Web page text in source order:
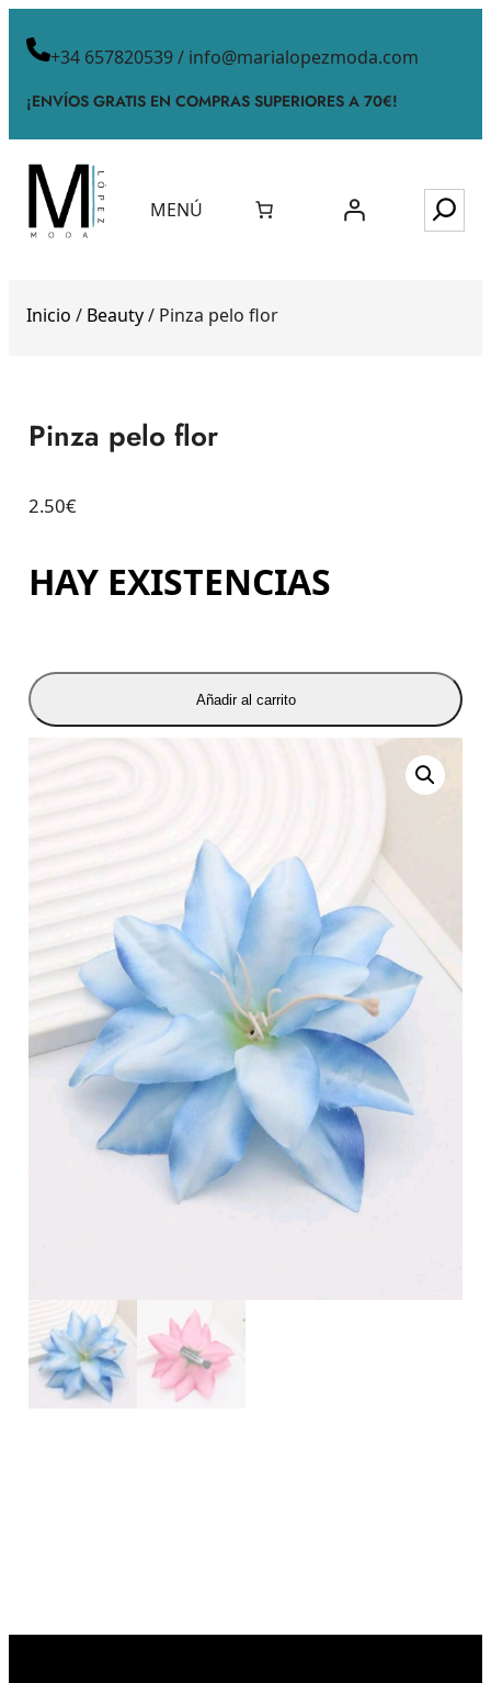
+34 657820539 / info@marialopezmoda.com
¡ENVÍOS GRATIS EN COMPRAS SUPERIORES A 70€!
MENÚ
Inicio / Beauty/ Pinza pelo flor
Pinza pelo flor
2.50€
HAY EXISTENCIAS
Añadir al carrito